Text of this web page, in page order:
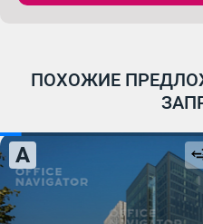
ПОХОЖИЕ
A